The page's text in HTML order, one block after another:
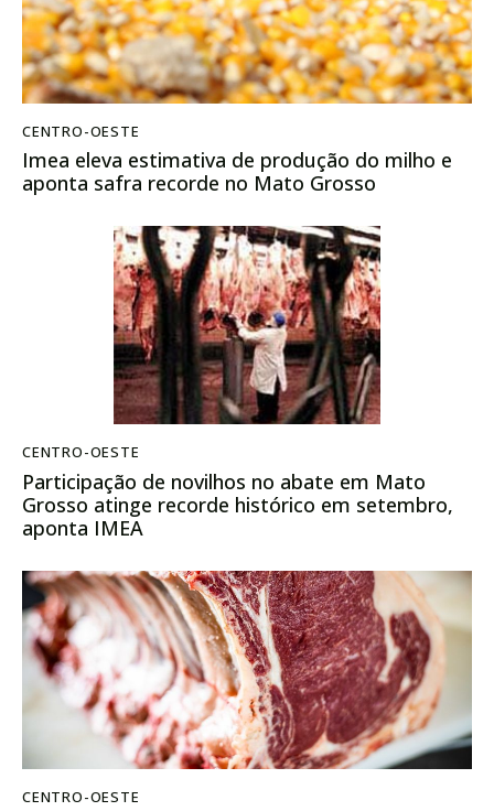
CENTRO-OESTE
Imea eleva estimativa de produção do milho e
aponta safra recorde no Mato Grosso
CENTRO-OESTE
Participação de novilhos no abate em Mato
Grosso atinge recorde histórico em setembro,
aponta IMEA
CENTRO-OESTE